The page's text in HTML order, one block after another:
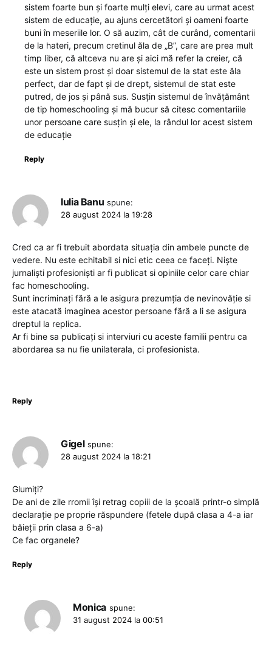
sistem foarte bun și foarte mulți elevi, care au urmat acest
sistem de educație, au ajuns cercetători și oameni foarte
buni în meseriile lor. O să auzim, cât de curând, comentarii
de la hateri, precum cretinul ăla de „B”, care are prea mult
timp liber, că altceva nu are și aici mă refer la creier, că
este un sistem prost și doar sistemul de la stat este ăla
perfect, dar de fapt și de drept, sistemul de stat este
putred, de jos și până sus. Susțin sistemul de învățământ
de tip homeschooling și mă bucur să citesc comentariile
unor persoane care susțin și ele, la rândul lor acest sistem
de educație
Reply
Iulia Banu spune:
28 august 2024 la 19:28
Cred ca ar fi trebuit abordata situația din ambele puncte de
vedere. Nu este echitabil si nici etic ceea ce faceți. Niște
jurnaliști profesioniști ar fi publicat si opiniile celor care chiar
fac homeschooling.
Sunt incriminați fără a le asigura prezumția de nevinovăție si
este atacată imaginea acestor persoane fără a li se asigura
dreptul la replica.
Ar fi bine sa publicați si interviuri cu aceste familii pentru ca
abordarea sa nu fie unilaterala, ci profesionista.
Reply
Gigel spune:
28 august 2024 la 18:21
Glumiți?
De ani de zile rromii își retrag copiii de la școală printr-o simplă
declarație pe proprie răspundere (fetele după clasa a 4-a iar
băieții prin clasa a 6-a)
Ce fac organele?
Reply
Monica spune:
31 august 2024 la 00:51